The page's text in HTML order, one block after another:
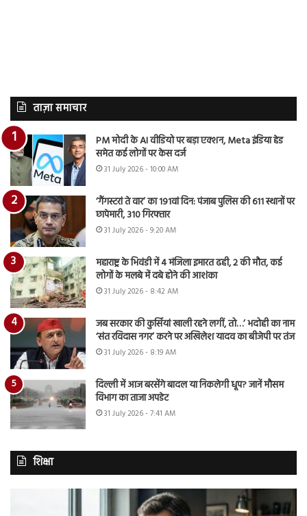
ताज़ा समाचार
PM मोदी के AI वीडियो पर बड़ा एक्शन, Meta इंडिया हेड
समेत कई लोगों पर केस दर्ज
31 July 2026 - 10:00 AM
‘गैंगस्टरां ते वार’ का 191वां दिन: पंजाब पुलिस की 611 स्थानों पर
छापेमारी, 310 गिरफ्तार
31 July 2026 - 9:20 AM
महाराष्ट्र के भिवंडी में 4 मंजिला इमारत ढही, 2 की मौत, कई
लोगों के मलबे में दबे होने की आशंका
31 July 2026 - 8:42 AM
जब सरकार की कुर्सियां खाली रहने लगीं, तो…’ भदोही का नाम
‘संत रविदास नगर’ करने पर अखिलेश यादव का बीजेपी पर तंज
31 July 2026 - 8:19 AM
दिल्ली में आज बरसेंगे बादल या निकलेगी धूप? जानें मौसम
विभाग का ताजा अपडेट
31 July 2026 - 7:41 AM
शिक्षा